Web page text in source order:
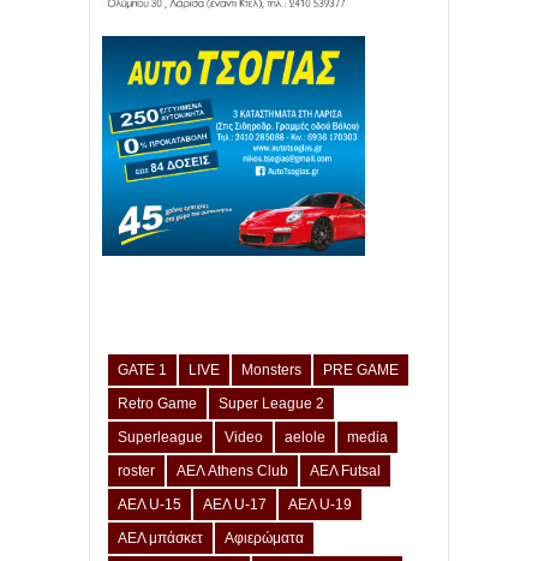
GATE 1 LIVE Monsters
PRE GAME
Retro Game
Super League 2
Superleague
Video aelole
media
roster
ΑΕΛ Athens Club
ΑΕΛ Futsal
ΑΕΛ U-15
ΑΕΛ U-17
ΑΕΛ U-19
ΑΕΛ μπάσκετ
Αφιερώματα